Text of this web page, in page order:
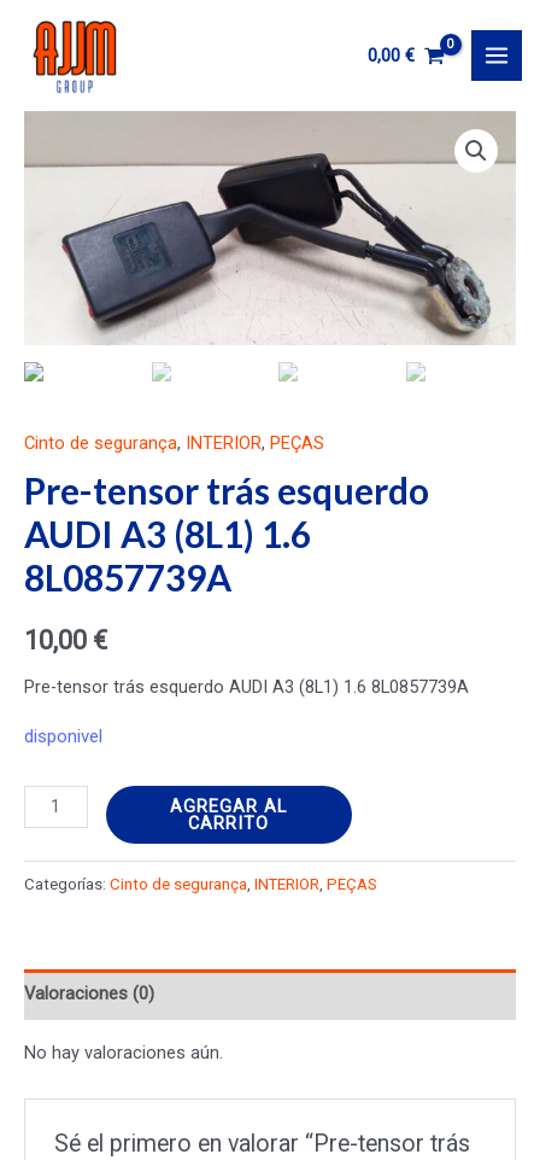
contenido
0,00 €
Cinto de segurança, INTERIOR, PEÇAS
Pre-tensor trás esquerdo
AUDI A3 (8L1) 1.6
8L0857739A
10,00 €
Pre-tensor trás esquerdo AUDI A3 (8L1) 1.6 8L0857739A
disponivel
Pre-
tensor
trás
esquerdo
(8L1)
8L0857739A
cantidad
AGREGAR AL
CARRITO
Categorías: Cinto de segurança INTERIOR PEÇAS
Valoraciones (0)
No hay valoraciones aún.
Sé el primero en valorar “Pre-tensor trás